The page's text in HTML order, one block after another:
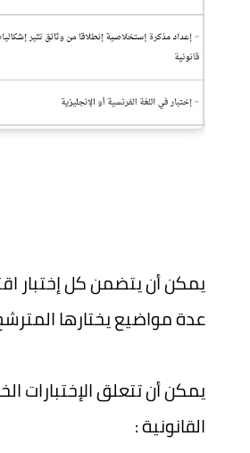
يمكن أن يتضمن كل إختبار
عدة مواضيع يختارها
يمكن أن تتعلق الإختبارات
القانونية :